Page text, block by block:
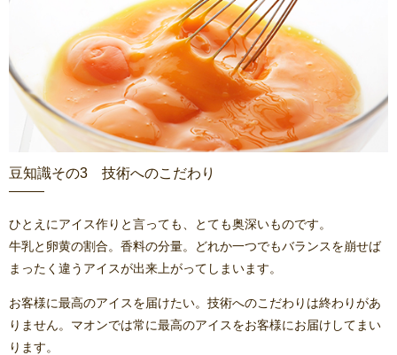
豆知識その3 技術へのこだわり
ひとえにアイス作りと言っても、とても奥深いものです。
牛乳と卵黄の割合。香料の分量。どれか一つでもバランスを崩せば
まったく違うアイスが出来上がってしまいます。
お客様に最高のアイスを届けたい。技術へのこだわりは終わりがあ
りません。マオンでは常に最高のアイスをお客様にお届けしてまい
ります。